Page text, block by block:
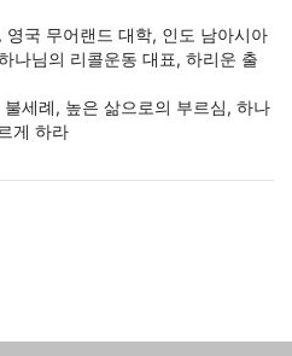
국 무어랜드 대학, 인도 남아시아
나님의 리콜운동 대표, 하리운 출
세례, 높은 삶으로의 부르심, 하나
게 하라